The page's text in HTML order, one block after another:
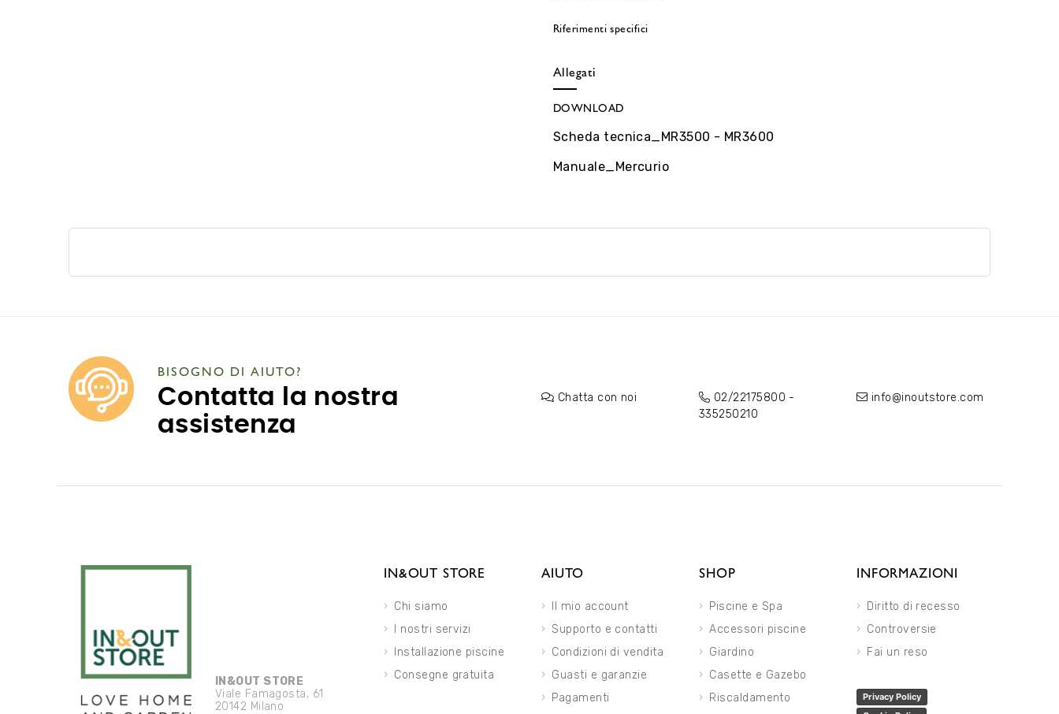
Riferimenti specifici
Allegati
DOWNLOAD
Scheda tecnica_MR3500 - MR3600
Manuale_Mercurio
BISOGNO DI AIUTO?
Contatta la nostra
assistenza
Chatta con noi 02/22175800 -
335250210
info@inoutstore.com
IN&OUT STORE
Viale Famagosta, 61
20142 Milano
IN&OUT STORE
Chi siamo
I nostri servizi
Installazione piscine
Consegne gratuita
AIUTO
Il mio account
Supporto e contatti
Condizioni di vendita
Guasti e garanzie
Pagamenti
SHOP
Piscine e Spa
Accessori piscine
Giardino
Casette e Gazebo
Riscaldamento
INFORMAZIONI
Diritto di recesso
Controversie
Fai un reso
Privacy Policy